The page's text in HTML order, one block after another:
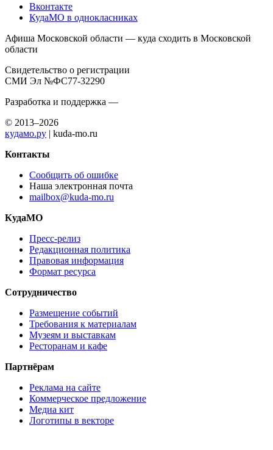
Вконтакте
КудаМО в однокласниках
Афиша Московской области — куда сходить в Московской
области
Свидетельство о регистрации
СМИ Эл №ФС77-32290
Разработка и поддержка —
© 2013–2026
кудамо.ру | kuda-mo.ru
Контакты
Сообщить об ошибке
Наша электронная почта
mailbox@kuda-mo.ru
КудаМО
Пресс-релиз
Редакционная политика
Правовая информация
Формат ресурса
Сотрудничество
Размещение событий
Требования к материалам
Музеям и выставкам
Ресторанам и кафе
Партнёрам
Реклама на сайте
Коммерческое предложение
Медиа кит
Логотипы в векторе